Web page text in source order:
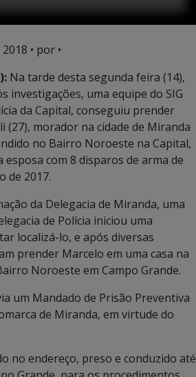
• por •
Na tarde desta segunda feira (14),
investigações, uma equipe do SIG
da Capital, conseguiu prender
(27), morador na cidade de Miranda
no Bairro Noroeste na Capital,
com 8 disparos de arma de
de 2017.
da Delegacia de Miranda, uma
de Polícia iniciou uma
localizá-lo, e após diversas
prender Marcelo em uma casa na
Noroeste em Campo Grande.
um Mandado de Prisão Preventiva
de Miranda, em virtude do
no endereço, preso e conduzido até